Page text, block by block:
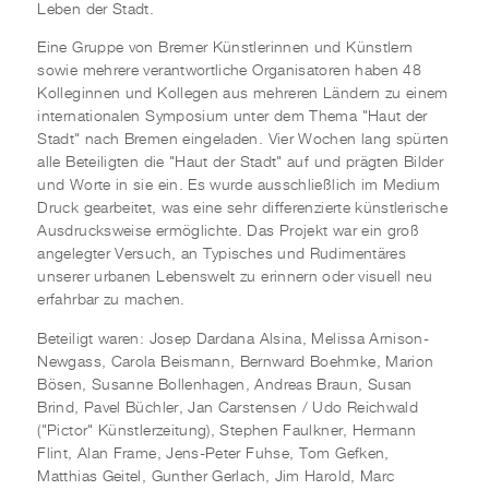
Leben der Stadt.
Eine Gruppe von Bremer Künstlerinnen und Künstlern
sowie mehrere verantwortliche Organisatoren haben 48
Kolleginnen und Kollegen aus mehreren Ländern zu einem
internationalen Symposium unter dem Thema "Haut der
Stadt" nach Bremen eingeladen. Vier Wochen lang spürten
alle Beteiligten die "Haut der Stadt" auf und prägten Bilder
und Worte in sie ein. Es wurde ausschließlich im Medium
Druck gearbeitet, was eine sehr differenzierte künstlerische
Ausdrucksweise ermöglichte. Das Projekt war ein groß
angelegter Versuch, an Typisches und Rudimentäres
unserer urbanen Lebenswelt zu erinnern oder visuell neu
erfahrbar zu machen.
Beteiligt waren: Josep Dardana Alsina, Melissa Arnison-
Newgass, Carola Beismann, Bernward Boehmke, Marion
Bösen, Susanne Bollenhagen, Andreas Braun, Susan
Brind, Pavel Büchler, Jan Carstensen / Udo Reichwald
("Pictor" Künstlerzeitung), Stephen Faulkner, Hermann
Flint, Alan Frame, Jens-Peter Fuhse, Tom Gefken,
Matthias Geitel, Gunther Gerlach, Jim Harold, Marc